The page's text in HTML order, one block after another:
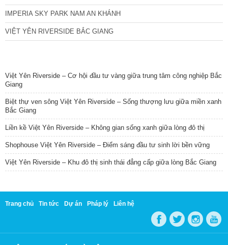
IMPERIA SKY PARK NAM AN KHÁNH
VIỆT YÊN RIVERSIDE BẮC GIANG
Việt Yên Riverside – Cơ hội đầu tư vàng giữa trung tâm công nghiệp Bắc
Giang
Biệt thự ven sông Việt Yên Riverside – Sống thượng lưu giữa miền xanh
Bắc Giang
Liền kề Việt Yên Riverside – Không gian sống xanh giữa lòng đô thị
Shophouse Việt Yên Riverside – Điểm sáng đầu tư sinh lời bền vững
Việt Yên Riverside – Khu đô thị sinh thái đẳng cấp giữa lòng Bắc Giang
Trang chủ Tin tức Dự án Pháp lý Liên hệ